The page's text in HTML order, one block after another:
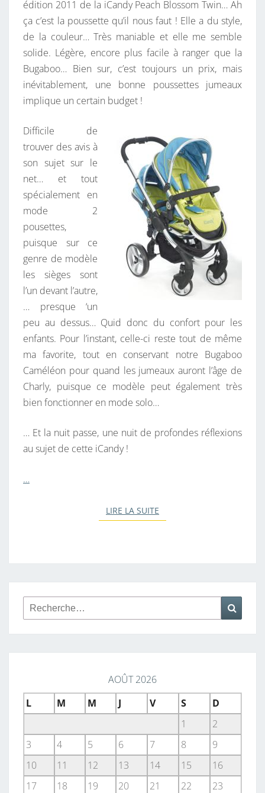
édition 2011 de la iCandy Peach Blossom Twin… Ah
ça c’est la poussette qu’il nous faut ! Elle a du style,
de la couleur… Très maniable et elle me semble
solide. Légère, encore plus facile à ranger que la
Bugaboo… Bien sur, c’est toujours un prix, mais
inévitablement, une bonne poussettes jumeaux
implique un certain budget !
Difficile de
trouver des avis à
son sujet sur le
net… et tout
spécialement en
mode 2
pousettes,
puisque sur ce
genre de modèle
les sièges sont
l’un devant l’autre,
… presque ‘un
peu au dessus… Quid donc du confort pour les
enfants. Pour l’instant, celle-ci reste tout de même
ma favorite, tout en conservant notre Bugaboo
Caméléon pour quand les jumeaux auront l’âge de
Charly, puisque ce modèle peut également très
bien fonctionner en mode solo…
… Et la nuit passe, une nuit de profondes réflexions
au sujet de cette iCandy !
…
LIRE LA SUITE
Rechercher :
AOÛT 2026
L
M M J V S
D
1
2
3
4 5 6 7 8
9
10
11 12 13 14 15
16
17
18 19 20 21 22
23